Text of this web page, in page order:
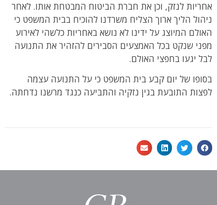
אחריות לנזק, וכן את חברת הביטוח המבטחת אותו. לאחר
ניהול הליך ארוך הצליח משרדנו להוכיח בבית המשפט כי
האולם המיוצג על ידינו לא נושא באחריות כלשהי לאירוע
מפני שנקט בכל האמצעים הסבירים להזהיר את התנועה
לבל יגעו בחפצי האולם.
בסופו של יום קבע בית המשפט כי על התנועה עצמה
לפצות התובעת בגין נזקיה והתביעה כנגד מרשנו נדחתה.